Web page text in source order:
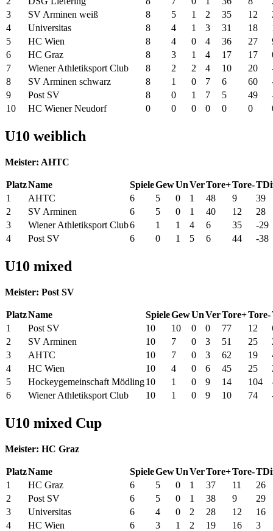
3
SV Arminen weiß 8 5 1 2 35 12
4
Universitas 8 4 1 3 31 18
5
HC Wien 8 4 0 4 36 27
6
HC Graz 8 3 1 4 17 17
7
Wiener Athletiksport Club 8 2 2 4 10 20
8
SV Arminen schwarz 8 1 0 7 6 60
9
Post SV 8 0 1 7 5 49
10
HC Wiener Neudorf 0 0 0 0 0 0
U10 weiblich
Meister: AHTC
PlatzName SpieleGewUnVerTore+Tore-
1
AHTC 6 5 0 1 48 9
39
2
SV Arminen 6 5 0 1 40 12
28
3
Wiener Athletiksport Club6 1 1 4 6 35
-29
4
Post SV 6 0 1 5 6 44 -38
U10 mixed
Meister: Post SV
PlatzName SpieleGewUnVerTore+Tore-
1
Post SV 10 10 0 0 77 12
2
SV Arminen 10 7 0 3 51 25
3
AHTC 10 7 0 3 62 19
4
HC Wien 10 4 0 6 45 25
5
Hockeygemeinschaft Mödling10 1 0 9 14 104
6
Wiener Athletiksport Club 10 1 0 9 10 74
U10 mixed Cup
Meister: HC Graz
PlatzName SpieleGewUnVerTore+Tore-
1
HC Graz 6 5 0 1 37 11
26
2
Post SV 6 5 0 1 38 9
29
3
Universitas 6 4 0 2 28 12
16
4
HC Wien 6 3 1 2 19 16
3